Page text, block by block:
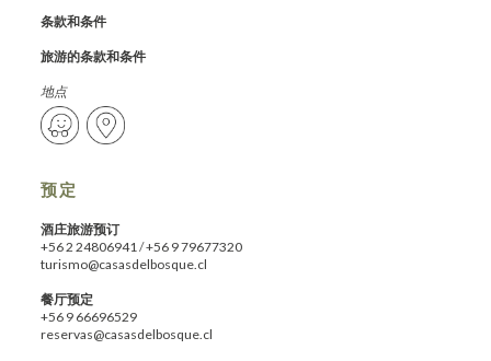
条款和条件
旅游的条款和条件
地点
预定
酒庄旅游预订
+56 2 24806941 /+56 9 79677320
turismo@casasdelbosque.cl
餐厅预定
+56 9 66696529
reservas@casasdelbosque.cl